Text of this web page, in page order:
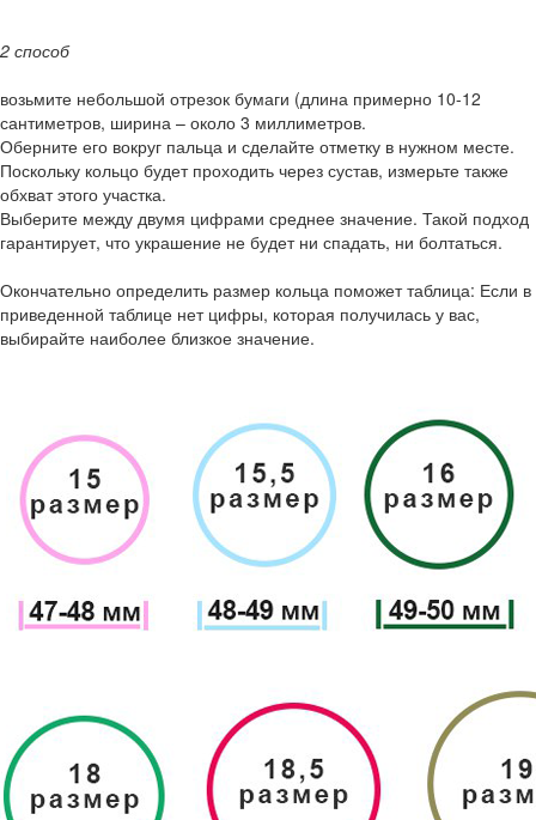
2 способ
возьмите небольшой отрезок бумаги (длина примерно 10-12
сантиметров, ширина – около 3 миллиметров.
Оберните его вокруг пальца и сделайте отметку в нужном месте.
Поскольку кольцо будет проходить через сустав, измерьте также
обхват этого участка.
Выберите между двумя цифрами среднее значение. Такой подход
гарантирует, что украшение не будет ни спадать, ни болтаться.
Окончательно определить размер кольца поможет таблица: Если в
приведенной таблице нет цифры, которая получилась у вас,
выбирайте наиболее близкое значение.